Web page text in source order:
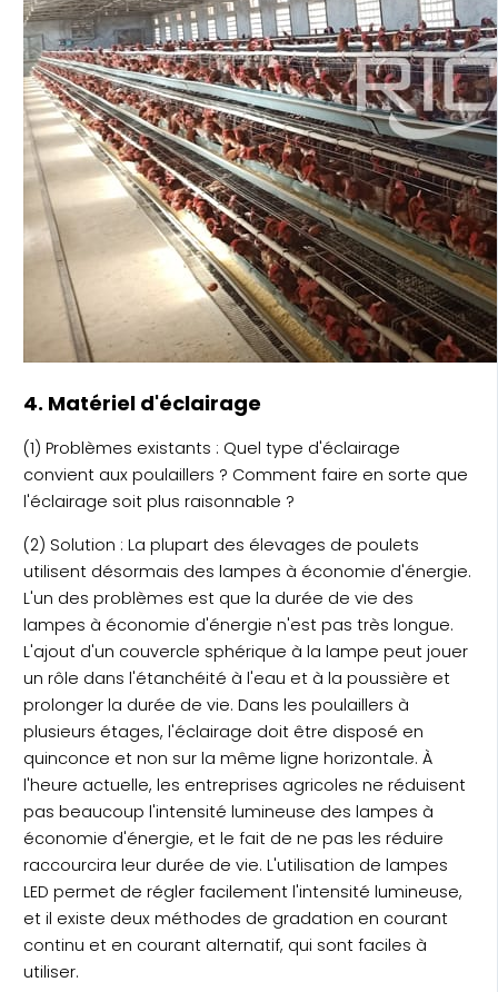
4. Matériel d'éclairage
(1) Problèmes existants : Quel type d'éclairage
convient aux poulaillers ? Comment faire en sorte que
l'éclairage soit plus raisonnable ?
(2) Solution : La plupart des élevages de poulets
utilisent désormais des lampes à économie d'énergie.
L'un des problèmes est que la durée de vie des
lampes à économie d'énergie n'est pas très longue.
L'ajout d'un couvercle sphérique à la lampe peut jouer
un rôle dans l'étanchéité à l'eau et à la poussière et
prolonger la durée de vie. Dans les poulaillers à
plusieurs étages, l'éclairage doit être disposé en
quinconce et non sur la même ligne horizontale. À
l'heure actuelle, les entreprises agricoles ne réduisent
pas beaucoup l'intensité lumineuse des lampes à
économie d'énergie, et le fait de ne pas les réduire
raccourcira leur durée de vie. L'utilisation de lampes
LED permet de régler facilement l'intensité lumineuse,
et il existe deux méthodes de gradation en courant
continu et en courant alternatif, qui sont faciles à
utiliser.